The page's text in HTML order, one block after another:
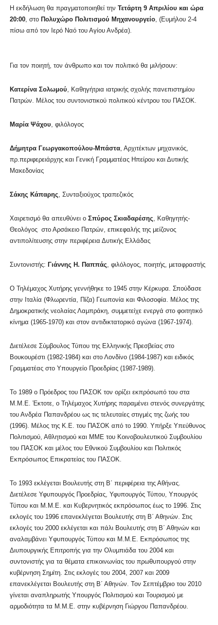
Η εκδήλωση θα πραγματοποιηθεί την Τετάρτη 9 Απριλίου και ώρα
20:00, στο Πολυχώρο Πολιτισμού Μηχανουργείο, (Ευμήλου 2-4
πίσω από τον Ιερό Ναό του Αγίου Ανδρέα).
Για τον ποιητή, τον άνθρωπο και τον πολιτικό θα μιλήσουν:
Κατερίνα Σολωμού, Καθηγήτρια ιατρικής σχολής πανεπιστημίου
Πατρών. Μέλος του συντονιστικού πολιτικού κέντρου του ΠΑΣΟΚ.
Μαρία Ψάχου, φιλόλογος
Δήμητρα Γεωργακοπούλου-Μπάστα, Αρχιτέκτων μηχανικός,
πρ.περιφερειάρχης και Γενική Γραμματέας Ηπείρου και Δυτικής
Μακεδονίας
Σάκης Κάπαρης, Συνταξιούχος τραπεζικός
Χαιρετισμό θα απευθύνει ο Σπύρος Σκιαδαρέσης, Καθηγητής-
Θεολόγος στο Αρσάκειο Πατρών, επικεφαλής της μείζονος
αντιπολίτευσης στην περιφέρεια Δυτικής Ελλάδας
Συντονιστής: Γιάννης Η. Παππάς, φιλόλογος, ποιητής, μεταφραστής
Ο Τηλέμαχος Χυτήρης γεννήθηκε το 1945 στην Κέρκυρα. Σπούδασε
στην Ιταλία (Φλωρεντία, Πίζα) Γεωπονία και Φιλοσοφία. Μέλος της
Δημοκρατικής νεολαίας Λαμπράκη, συμμετείχε ενεργά στο φοιτητικό
κίνημα (1965-1970) και στον αντιδικτατορικό αγώνα (1967-1974).
Διετέλεσε Σύμβουλος Τύπου της Ελληνικής Πρεσβείας στο
Βουκουρέστι (1982-1984) και στο Λονδίνο (1984-1987) και ειδικός
Γραμματέας στο Υπουργείο Προεδρίας (1987-1989).
Το 1989 ο Πρόεδρος του ΠΑΣΟΚ τον ορίζει εκπρόσωπό του στα
Μ.Μ.Ε. Έκτοτε, ο Τηλέμαχος Χυτήρης παραμένει στενός συνεργάτης
του Ανδρέα Παπανδρέου ως τις τελευταίες στιγμές της ζωής του
(1996). Μέλος της Κ.Ε. του ΠΑΣΟΚ από το 1990. Υπήρξε Υπεύθυνος
Πολιτισμού, Αθλητισμού και ΜΜΕ του Κοινοβουλευτικού Συμβουλίου
του ΠΑΣΟΚ και μέλος του Εθνικού Συμβουλίου και Πολιτικός
Εκπρόσωπος Επικρατείας του ΠΑΣΟΚ.
Το 1993 εκλέγεται Βουλευτής στη Β΄ περιφέρεια της Αθήνας.
Διετέλεσε Υφυπουργός Προεδρίας, Υφυπουργός Τύπου, Υπουργός
Τύπου και Μ.Μ.Ε. και Κυβερνητικός εκπρόσωπος έως το 1996. Στις
εκλογές του 1996 επανεκλέγεται Βουλευτής στη Β΄ Αθηνών. Στις
εκλογές του 2000 εκλέγεται και πάλι Βουλευτής στη Β΄ Αθηνών και
αναλαμβάνει Yφυπουργός Τύπου και Μ.Μ.Ε. Εκπρόσωπος της
Διυπουργικής Επιτροπής για την Ολυμπιάδα του 2004 και
συντονιστής για τα θέματα επικοινωνίας του πρωθυπουργού στην
κυβέρνηση Σημίτη. Στις εκλογές του 2004, 2007 και 2009
επανεκλέγεται Βουλευτής στη Β΄ Αθηνών. Τον Σεπτέμβριο του 2010
γίνεται αναπληρωτής Υπουργός Πολιτισμού και Τουρισμού με
αρμοδιότητα τα Μ.Μ.Ε. στην κυβέρνηση Γιώργου Παπανδρέου.